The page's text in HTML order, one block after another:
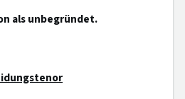
als unbegründet.